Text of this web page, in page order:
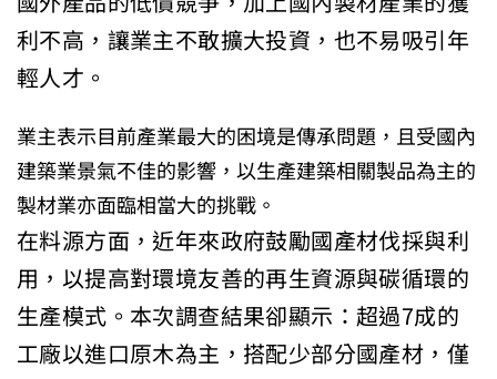
利不高，讓業主不敢擴大投資，也不易吸引年
輕人才。
業主表示目前產業最大的困境是傳承問題，且受國內
建築業景氣不佳的影響，以生產建築相關製品為主的
製材業亦面臨相當大的挑戰。
在料源方面，近年來政府鼓勵國產材伐採與利
用，以提高對環境友善的再生資源與碳循環的
生產模式。本次調查結果卻顯示：超過7成的
工廠以進口原木為主，搭配少部分國產材，僅